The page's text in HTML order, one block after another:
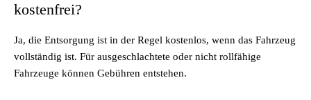
kostenfrei?
Ja, die Entsorgung ist in der Regel kostenlos, wenn das Fahrzeug
vollständig ist. Für ausgeschlachtete oder nicht rollfähige
Fahrzeuge können Gebühren entstehen.